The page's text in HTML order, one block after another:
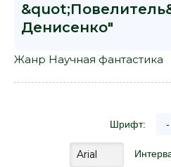
Денисенко"
Жанр Научная фантастика
Шрифт: -